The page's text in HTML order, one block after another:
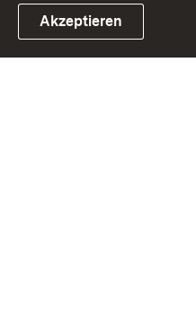
Link zum Landesportal
Akzeptieren